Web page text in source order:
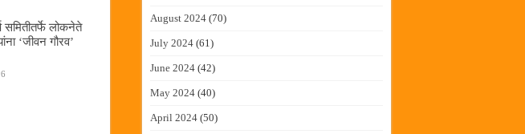
समितीतर्फे लोकनेते
‌‘जीवन गौरव‌’
August 2024 (70)
July 2024 (61)
June 2024 (42)
May 2024 (40)
April 2024 (50)